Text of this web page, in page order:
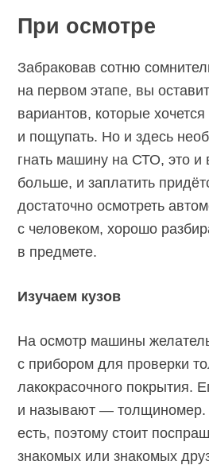
При осмотре
Забраковав сотню
на первом этапе, вы
вариантов, которые
и пощупать. Но и здесь
гнать машину на СТО, это и
больше, и заплатить
достаточно осмотреть
с человеком, хорошо
в предмете.
Изучаем кузов
На осмотр машины
с прибором для проверки
лакокрасочного покрытия.
и называют — толщиномер.
есть, поэтому стоит
знакомых или знакомых